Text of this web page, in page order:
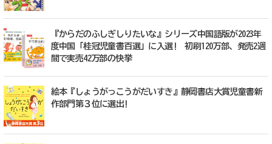
『からだのふしぎしりたいな』シリーズ中国語版が2023年
度中国「桂冠児童書百選」に入選! 初刷120万部、発売2週
間で実売42万部の快挙
絵本『しょうがっこうがだいすき』静岡書店大賞児童書新
作部門第３位に選出!